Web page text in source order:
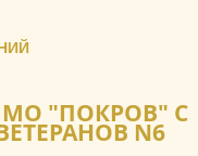
"ПОКРОВ" С
N6